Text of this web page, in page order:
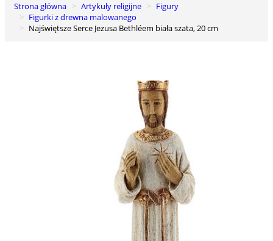
0
Koszyk
Strona główna Artykuły religijne
Figury
Figurki z drewna malowanego
Najświętsze Serce Jezusa Bethléem biała szata, 20 cm